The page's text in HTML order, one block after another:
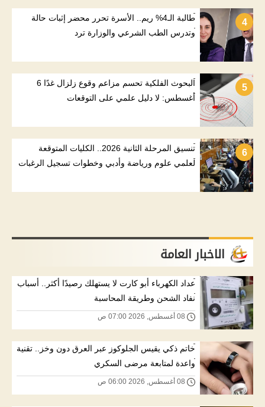
4
طالبة الـ4% ريم.. الأسرة تحرر محضر إثبات حالة
وتدرس الطب الشرعي والوزارة ترد
5
البحوث الفلكية تحسم مزاعم وقوع زلزال غدًا 6
أغسطس: لا دليل علمي على التوقعات
6
تنسيق المرحلة الثانية 2026.. الكليات المتوقعة
لعلمي علوم ورياضة وأدبي وخطوات تسجيل الرغبات
الاخبار العامة
عداد الكهرباء أبو كارت لا يستهلك رصيدًا أكثر.. أسباب
نفاد الشحن وطريقة المحاسبة
خاتم ذكي يقيس الجلوكوز عبر العرق دون وخز.. تقنية
واعدة لمتابعة مرضى السكري